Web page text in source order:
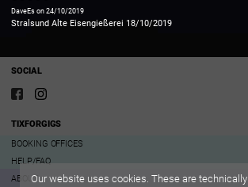
DaveEs on 24/10/2019
Stralsund Alte Eisengießerei 18/10/2019
SOCIAL
TIXFORGIGS
BOOKING OFFICES
HELP/FAQ
ABOUTOur website uses cookies. These are technically